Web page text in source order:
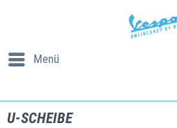
Menü
U-SCHEIBE